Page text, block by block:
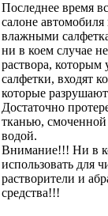
Последнее время
салоне
влажными
ни в коем случае
раствора,
салфетки, входят
которые
Достаточно
тканью,
водой.
Внимание!!! Ни в
использовать для
растворители и
средства!!!